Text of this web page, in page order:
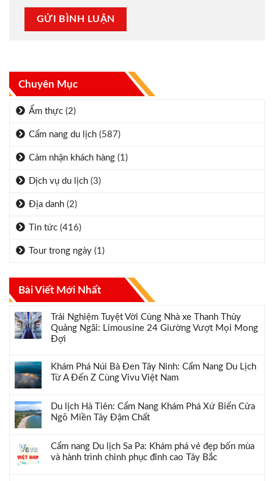
Chuyên Mục
Ẩm thực (2)
Cẩm nang du lịch (587)
Cảm nhận khách hàng (1)
Dịch vụ du lịch (3)
Địa danh (2)
Tin tức (416)
Tour trong ngày (1)
Bài Viết Mới Nhất
Trải Nghiệm Tuyệt Vời Cùng Nhà xe Thanh Thủy
Quảng Ngãi: Limousine 24 Giường Vượt Mọi Mong
Đợi
Khám Phá Núi Bà Đen Tây Ninh: Cẩm Nang Du Lịch
Từ A Đến Z Cùng Vivu Việt Nam
Du lịch Hà Tiên: Cẩm Nang Khám Phá Xứ Biển Cửa
Ngõ Miền Tây Đậm Chất
Cẩm nang Du lịch Sa Pa: Khám phá vẻ đẹp bốn mùa
và hành trình chinh phục đỉnh cao Tây Bắc